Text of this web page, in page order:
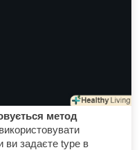
метод
ви задаєте type в